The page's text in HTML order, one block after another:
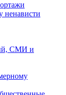
ненависти
СМИ и